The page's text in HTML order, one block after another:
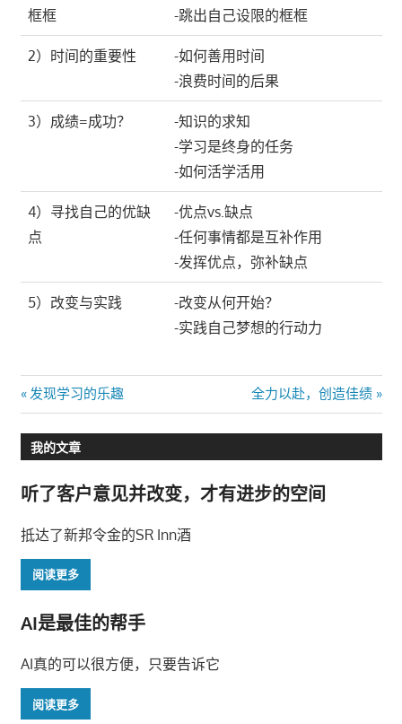
框框
-跳出自己设限的框框
2）时间的重要性
-如何善用时间
-浪费时间的后果
3）成绩=成功？
-知识的求知
-学习是终身的任务
-如何活学活用
4）寻找自己的优缺
点
-优点vs.缺点
-任何事情都是互补作用
-发挥优点，弥补缺点
5）改变与实践
-改变从何开始？
-实践自己梦想的行动力
文
章
导
航
Previous
Post:
发现学习的乐趣
Next
Post:
全力以赴，创造佳绩
我的文章
听了客户意见并改变，才有进步的空间
抵达了新邦令金的SR Inn酒
阅读更多
AI是最佳的帮手
AI真的可以很方便，只要告诉它
阅读更多